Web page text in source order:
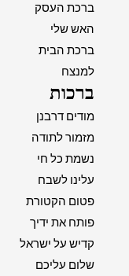
ברכת העסק
האש שלי
ברכת הבית
למנצח
ברכות
מודים דרבנן
מזמור לתודה
נשמת כל חי
עלינו לשבח
פטום הקטורת
פותח את ידיך
קדיש על ישראל
שלום עליכם